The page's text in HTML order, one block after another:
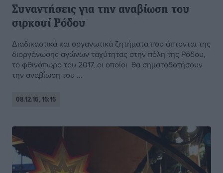
Συναντήσεις για την αναβίωση του
σιρκουί Ρόδου
Διαδικαστικά και οργανωτικά ζητήματα που άπτονται της
διοργάνωσης αγώνων ταχύτητας στην πόλη της Ρόδου,
το φθινόπωρο του 2017, οι οποίοι θα σηματοδοτήσουν
την αναβίωση του ...
08.12.16, 16:16